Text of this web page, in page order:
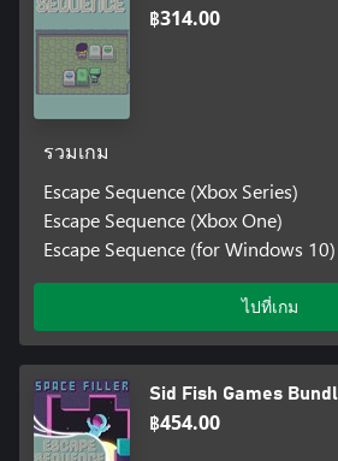
฿314.00
รวมเกม
Escape Sequence (Xbox Series)
Escape Sequence (Xbox One)
Escape Sequence (for Windows 10)
ไปที่เกม
Sid Fish Games
฿454.00